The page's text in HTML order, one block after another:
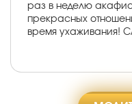
раз в неделю
прекрасных
время ухаживания!